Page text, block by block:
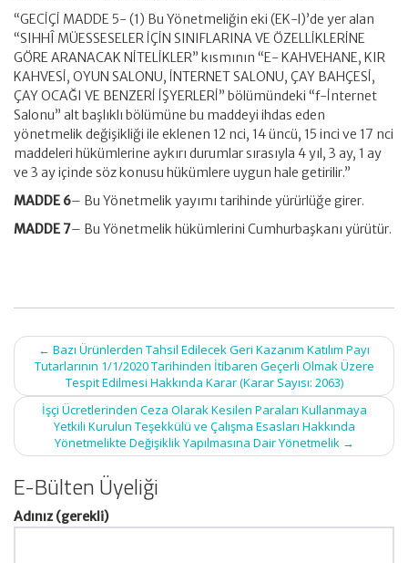
“GECİÇİ MADDE 5- (1) Bu Yönetmeliğin eki (EK-l)’de yer alan
“SIHHÎ MÜESSESELER İÇİN SINIFLARINA VE ÖZELLİKLERİNE
GÖRE ARANACAK NİTELİKLER” kısmının “E- KAHVEHANE, KIR
KAHVESİ, OYUN SALONU, İNTERNET SALONU, ÇAY BAHÇESİ,
ÇAY OCAĞI VE BENZERİ İŞYERLERİ” bölümündeki “f-İnternet
Salonu” alt başlıklı bölümüne bu maddeyi ihdas eden
yönetmelik değişikliği ile eklenen 12 nci, 14 üncü, 15 inci ve 17 nci
maddeleri hükümlerine aykırı durumlar sırasıyla 4 yıl, 3 ay, 1 ay
ve 3 ay içinde söz konusu hükümlere uygun hale getirilir.”
MADDE 6– Bu Yönetmelik yayımı tarihinde yürürlüğe girer.
MADDE 7– Bu Yönetmelik hükümlerini Cumhurbaşkanı yürütür.
Post
navigation
← Bazı Ürünlerden Tahsil Edilecek Geri Kazanım Katılım Payı
Tutarlarının 1/1/2020 Tarihinden İtibaren Geçerli Olmak Üzere
Tespit Edilmesi Hakkında Karar (Karar Sayısı: 2063)
İşçi Ücretlerinden Ceza Olarak Kesilen Paraları Kullanmaya
Yetkili Kurulun Teşekkülü ve Çalışma Esasları Hakkında
Yönetmelikte Değişiklik Yapılmasına Dair Yönetmelik →
E-Bülten Üyeliği
Adınız (gerekli)